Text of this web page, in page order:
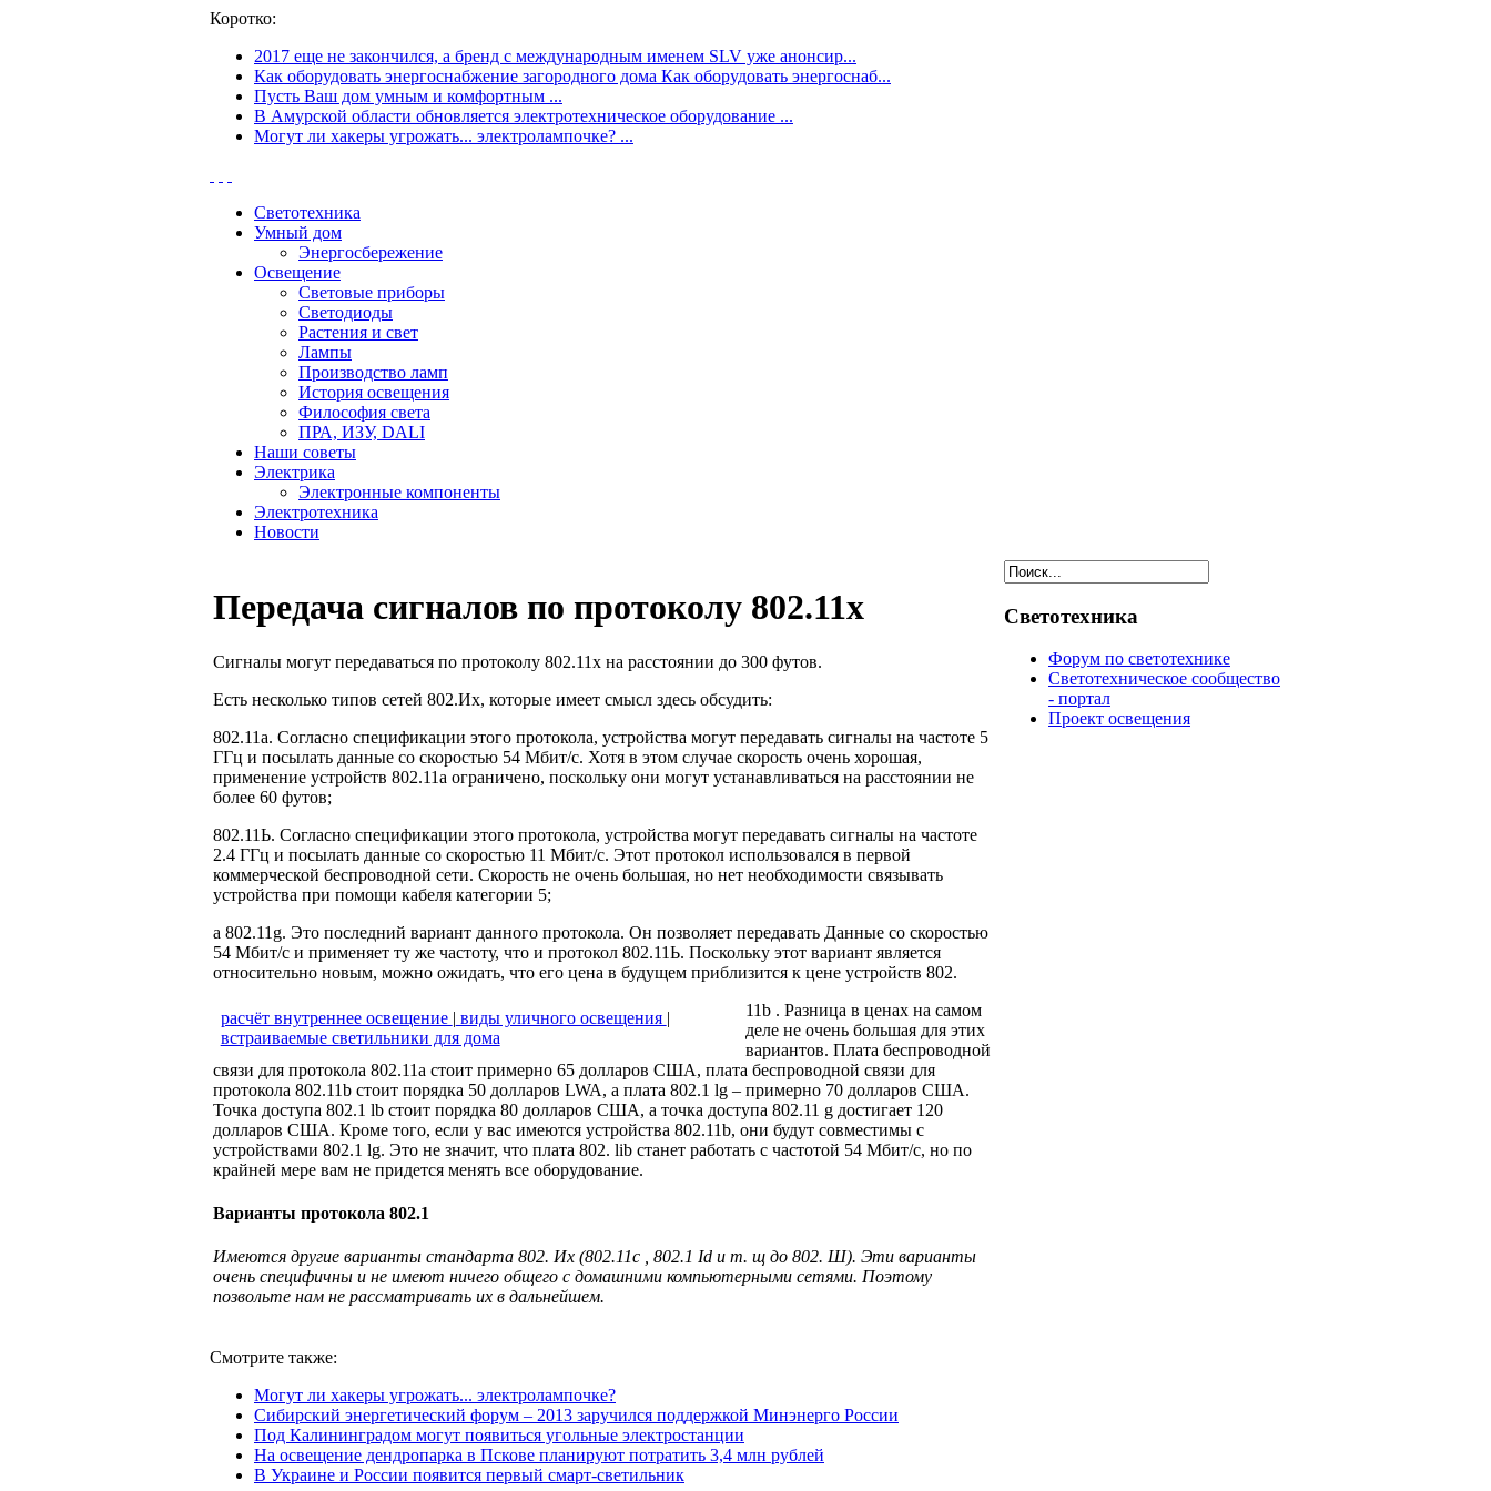
Коротко:
2017 еще не закончился, а бренд с международным именем SLV уже анонсир...
Как оборудовать энергоснабжение загородного дома Как оборудовать энергоснаб...
Пусть Ваш дом умным и комфортным ...
В Амурской области обновляется электротехническое оборудование ...
Могут ли хакеры угрожать... электролампочке? ...
Светотехника
Умный дом
Энергосбережение
Освещение
Световые приборы
Светодиоды
Растения и свет
Лампы
Производство ламп
История освещения
Философия света
ПРА, ИЗУ, DALI
Наши советы
Электрика
Электронные компоненты
Электротехника
Новости
Передача сигналов по протоколу 802.11х
Сигналы могут передаваться по протоколу 802.11х на расстоянии до 300 футов.
Есть несколько типов сетей 802.Их, которые имеет смысл здесь обсудить:
802.11а. Согласно спецификации этого протокола, устройства могут передавать сигналы на частоте 5
ГГц и посылать данные со скоростью 54 Мбит/с. Хотя в этом случае скорость очень хорошая,
применение устройств 802.11а ограниче­но, поскольку они могут устанавливаться на расстоянии не
более 60 футов;
802.11Ь. Согласно спецификации этого протокола, устройства могут переда­вать сигналы на частоте
2.4 ГГц и посылать данные со скоростью 11 Мбит/с. Этот протокол использовался в первой
коммерческой беспроводной сети. Скорость не очень большая, но нет необходимости связывать
устройства при помощи кабеля категории 5;
а 802.11g. Это последний вариант данного протокола. Он позволяет передавать Данные со скоростью
54 Мбит/с и применяет ту же частоту, что и протокол 802.11Ь. Поскольку этот вариант является
относительно новым, можно ожи­дать, что его цена в будущем приблизится к цене устройств 802.
расчёт внутреннее освещение | виды уличного освещения |
встраиваемые светильники для дома
11b . Разница в ценах на самом
деле не очень большая для этих
вариантов. Плата беспроводной
связи для протокола 802.11а стоит примерно 65 долларов США, плата беспроводной связи для
протокола 802.11b стоит порядка 50 долларов LWA, а плата 802.1 lg – примерно 70 долларов США.
Точка доступа 802.1 lb стоит порядка 80 долларов США, а точка доступа 802.11 g достигает 120
долларов США. Кроме того, если у вас имеются устройства 802.11b, они будут совместимы с
устройствами 802.1 lg. Это не значит, что плата 802. lib станет работать с часто­той 54 Мбит/с, но по
крайней мере вам не придется менять все оборудование.
Варианты протокола 802.1
Имеются другие варианты стандарта 802. Их (802.11с , 802.1 Id и т. щ до 802. Ш). Эти варианты
очень специфичны и не имеют ничего общего с домашними компьютерными сетями. Поэтому
позвольте нам не рас­сматривать их в дальнейшем.
Смотрите также:
Могут ли хакеры угрожать... электролампочке?
Сибирский энергетический форум – 2013 заручился поддержкой Минэнерго России
Под Калининградом могут появиться угольные электростанции
На освещение дендропарка в Пскове планируют потратить 3,4 млн рублей
В Украине и России появится первый смарт-светильник
Светотехника
Форум по светотехнике
Светотехническое сообщество
- портал
Проект освещения